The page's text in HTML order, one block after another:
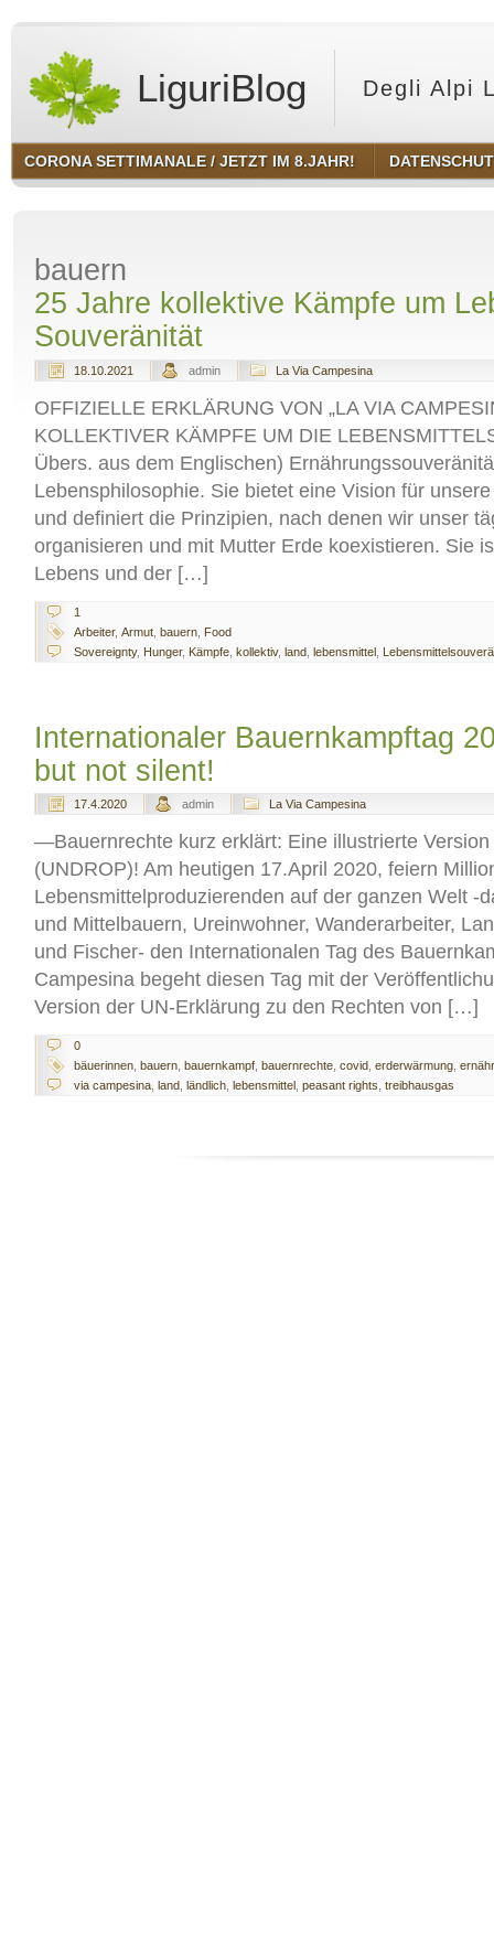
LiguriBlog Degli Alpi
CORONA SETTIMANALE / JETZT IM 8.JAHR!
bauern
25 Jahre kollektive Kämpfe um
Souveränität
18.10.2021 admin La Via Campesina
OFFIZIELLE ERKLÄRUNG VON „LA VIA
KOLLEKTIVER KÄMPFE UM DIE
Übers. aus dem Englischen)
Lebensphilosophie. Sie bietet eine Vision für
und definiert die Prinzipien, nach denen wir unser
organisieren und mit Mutter Erde koexistieren. Sie
Lebens und der […]
1
Arbeiter, Armut bauern Food
Sovereignty, Hunger, Kämpfe kollektiv, land lebensmittel
Internationaler Bauernkampftag
but not silent!
17.4.2020 admin La Via Campesina
—Bauernrechte kurz erklärt: Eine illustrierte
(UNDROP)! Am heutigen 17.April 2020, feiern
Lebensmittelproduzierenden auf der ganzen Welt -
und Mittelbauern, Ureinwohner, Wanderarbeiter,
und Fischer- den Internationalen Tag des
Campesina begeht diesen Tag mit der
Version der UN-Erklärung zu den Rechten von […]
0
bäuerinnen bauern bauernkampf bauernrechte covid erderwärmung
via campesina land ländlich lebensmittel peasant rights treibhausgas